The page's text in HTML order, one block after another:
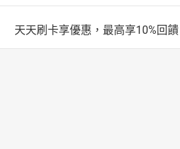
商品會透過台灣宅配通送達指定配
務，將訂購的商品送至您所指
並提供以下資訊：
(1) 訂單號碼
天天刷卡享優惠，最高享10%回饋